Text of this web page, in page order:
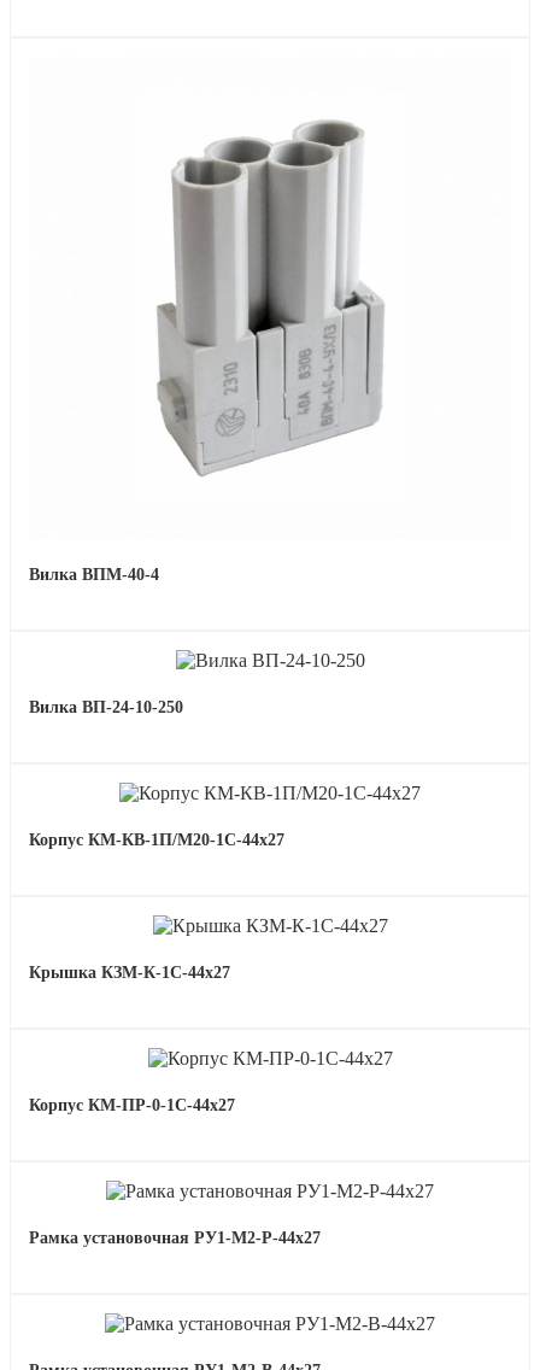
Вилка ВПМ-40-4
Вилка ВП-24-10-250
Корпус КМ-КВ-1П/М20-1С-44х27
Крышка КЗМ-К-1С-44х27
Корпус КМ-ПР-0-1С-44х27
Рамка установочная РУ1-М2-Р-44х27